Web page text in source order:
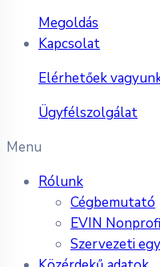
Megoldás
Kapcsolat
Elérhetőek
Ügyfélszolgálat
Menu
Rólunk
Cégbemutató
EVIN
Szervezeti